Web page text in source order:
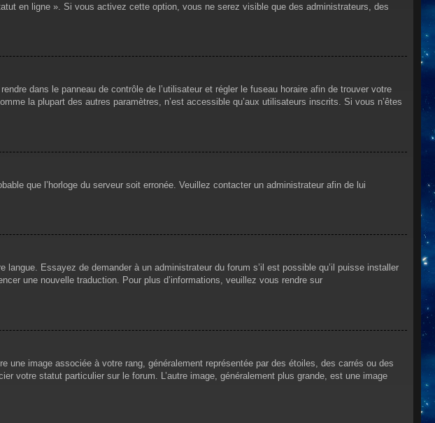
en ligne ». Si vous activez cette option, vous ne serez visible que des administrateurs, des
dans le panneau de contrôle de l’utilisateur et régler le fuseau horaire afin de trouver votre
la plupart des autres paramètres, n’est accessible qu’aux utilisateurs inscrits. Si vous n’êtes
que l’horloge du serveur soit erronée. Veuillez contacter un administrateur afin de lui
Essayez de demander à un administrateur du forum s’il est possible qu’il puisse installer
une nouvelle traduction. Pour plus d’informations, veuillez vous rendre sur
une image associée à votre rang, généralement représentée par des étoiles, des carrés ou des
votre statut particulier sur le forum. L’autre image, généralement plus grande, est une image